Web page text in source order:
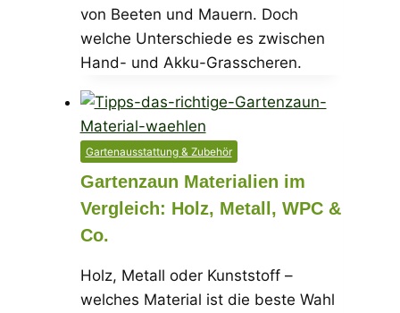
von Beeten und Mauern. Doch
welche Unterschiede es zwischen
Hand- und Akku-Grasscheren.
Gartenausstattung & Zubehör
Gartenzaun Materialien im
Vergleich: Holz, Metall, WPC &
Co.
Holz, Metall oder Kunststoff –
welches Material ist die beste Wahl